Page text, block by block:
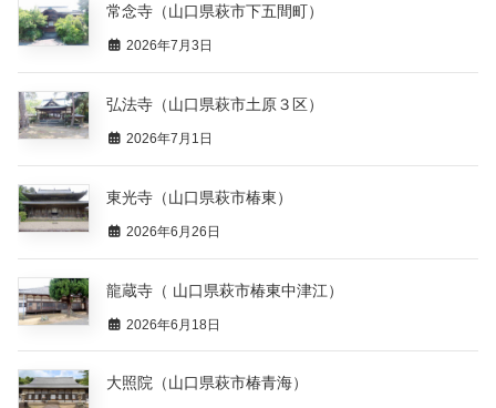
常念寺（山口県萩市下五間町）
2026年7月3日
弘法寺（山口県萩市土原３区）
2026年7月1日
東光寺（山口県萩市椿東）
2026年6月26日
龍蔵寺（ 山口県萩市椿東中津江）
2026年6月18日
大照院（山口県萩市椿青海）